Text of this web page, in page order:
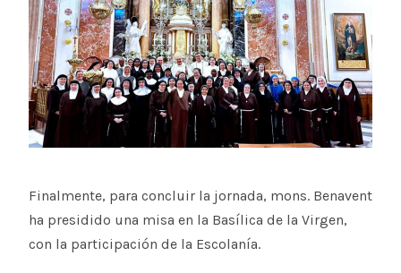
Finalmente, para concluir la jornada, mons. Benavent
ha presidido una misa en la Basílica de la Virgen,
con la participación de la Escolanía.